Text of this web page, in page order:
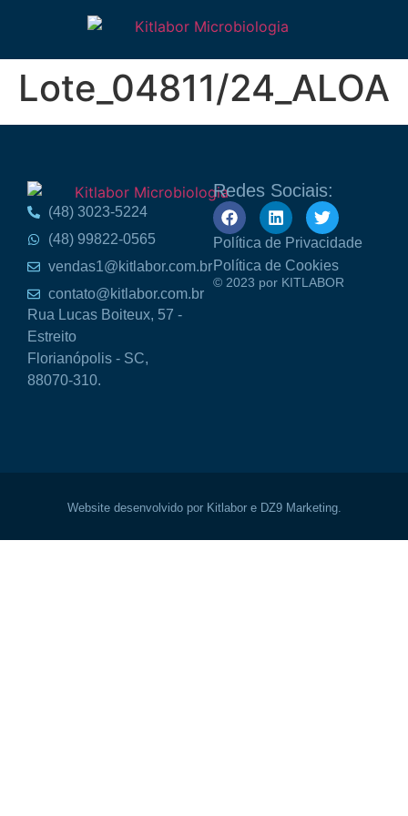
Lote_04811/24_ALOA
(48) 3023-5224
(48) 99822-0565
vendas1@kitlabor.com.br
contato@kitlabor.com.br
Rua Lucas Boiteux, 57 -
Estreito
Florianópolis - SC,
88070-310.
Redes Sociais:
Política de Privacidade
Política de Cookies
© 2023 por KITLABOR
Website desenvolvido por Kitlabor e DZ9 Marketing.